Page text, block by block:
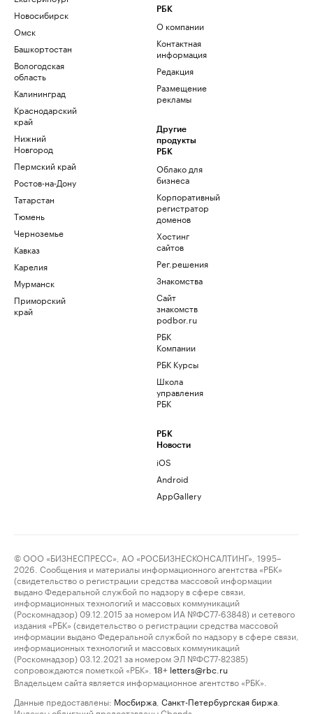
Новосибирск
Омск
Башкортостан
Вологодская
область
Калининград
Краснодарский
край
Нижний
Новгород
Пермский край
Ростов-на-Дону
Татарстан
Тюмень
Черноземье
Кавказ
Карелия
Мурманск
Приморский
край
РБК
О компании
Контактная
информация
Редакция
Размещение
рекламы
Другие
продукты
РБК
Облако для
бизнеса
Корпоративный
регистратор
доменов
Хостинг
сайтов
Рег.решения
Знакомства
Сайт
знакомств
podbor.ru
РБК
Компании
РБК Курсы
Школа
управления
РБК
РБК
Новости
iOS
Android
AppGallery
© ООО «БИЗНЕСПРЕСС», АО «РОСБИЗНЕСКОНСАЛТИНГ», 1995–
2026. Сообщения и материалы информационного агентства «РБК»
(свидетельство о регистрации средства массовой информации
выдано Федеральной службой по надзору в сфере связи,
информационных технологий и массовых коммуникаций
(Роскомнадзор) 09.12.2015 за номером ИА №ФС77-63848) и сетевого
издания «РБК» (свидетельство о регистрации средства массовой
информации выдано Федеральной службой по надзору в сфере связи,
информационных технологий и массовых коммуникаций
(Роскомнадзор) 03.12.2021 за номером ЭЛ №ФС77-82385)
сопровождаются пометкой «РБК».
18+ letters@rbc.ru
Владельцем сайта является информационное агентство «РБК».
Данные предоставлены: Мосбиржа Санкт-Петербургская биржа